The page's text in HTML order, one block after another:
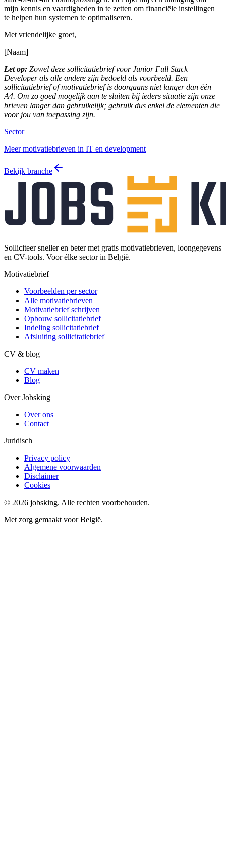
mijn kennis en vaardigheden in te zetten om financiële instellingen
te helpen hun systemen te optimaliseren.
Met vriendelijke groet,
[Naam]
Let op: Zowel deze sollicitatiebrief voor Junior Full Stack
Developer als alle andere zijn bedoeld als voorbeeld. Een
sollicitatiebrief of motivatiebrief is doorgaans niet langer dan één
A4. Om zo goed mogelijk aan te sluiten bij ieders situatie zijn onze
brieven langer dan gebruikelijk; gebruik dus enkel de elementen die
voor jou van toepassing zijn.
Sector
Meer motivatiebrieven in IT en development
Bekijk branche
Solliciteer sneller en beter met gratis motivatiebrieven, loongegevens
en CV-tools. Voor élke sector in België.
Motivatiebrief
Voorbeelden per sector
Alle motivatiebrieven
Motivatiebrief schrijven
Opbouw sollicitatiebrief
Indeling sollicitatiebrief
Afsluiting sollicitatiebrief
CV & blog
CV maken
Blog
Over Jobsking
Over ons
Contact
Juridisch
Privacy policy
Algemene voorwaarden
Disclaimer
Cookies
© 2026 jobsking. Alle rechten voorbehouden.
Met zorg gemaakt voor België.